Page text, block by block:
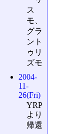
ス
モ、
グラ
ント
ゥリ
ズモ
2004-
11-
26(Fri)
YRP
より
帰還